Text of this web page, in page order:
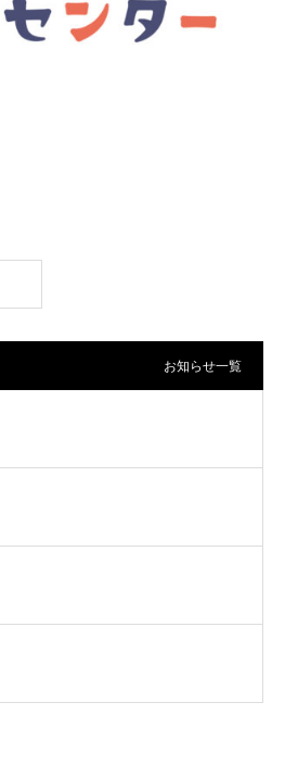
お知らせ一覧